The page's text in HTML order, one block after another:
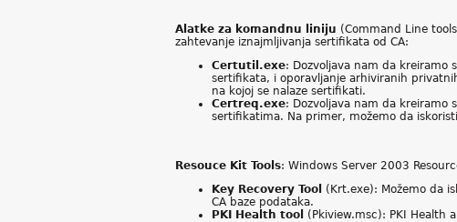
Alatke za komandnu liniju (Command Line
zahtevanje iznajmljivanja sertifikata od CA:
Certutil.exe: Dozvoljava nam da kreiramo
sertifikata, i oporavljanje arhiviranih
na kojoj se nalaze sertifikati.
Certreq.exe: Dozvoljava nam da kreiramo
sertifikatima. Na primer, možemo da
Resouce Kit Tools: Windows Server 2003
Key Recovery Tool
(Krt.exe): Možemo da
CA baze podataka.
PKI Health tool (Pkiview.msc): PKI Health